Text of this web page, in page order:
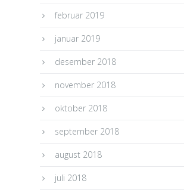
februar 2019
januar 2019
desember 2018
november 2018
oktober 2018
september 2018
august 2018
juli 2018